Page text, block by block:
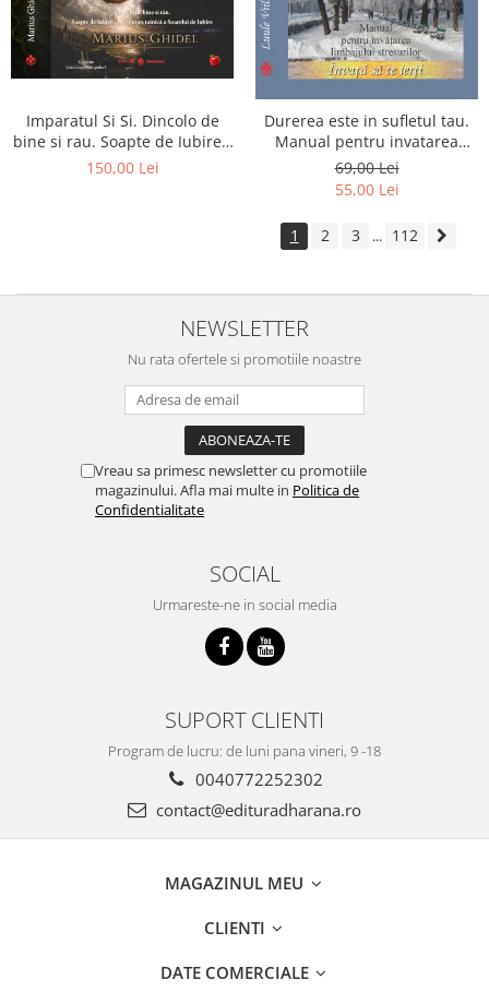
Imparatul Si Si. Dincolo de
bine si rau. Soapte de Iubire -
Invatatura tainica a Soarelui
150,00 Lei
Durerea este in sufletul tau.
Manual pentru invatarea
limbajului stresurilor Seria
Invata sa te Ierti Luule Viilma
69,00 Lei
55,00 Lei
1 2 3 ... 112
NEWSLETTER
Nu rata ofertele si promotiile noastre
Vreau sa primesc newsletter cu promotiile
magazinului. Afla mai multe in Politica de
Confidentialitate
SOCIAL
Urmareste-ne in social media
SUPORT CLIENTI
Program de lucru: de luni pana vineri, 9 -18
0040772252302
contact@edituradharana.ro
MAGAZINUL MEU
CLIENTI
DATE COMERCIALE